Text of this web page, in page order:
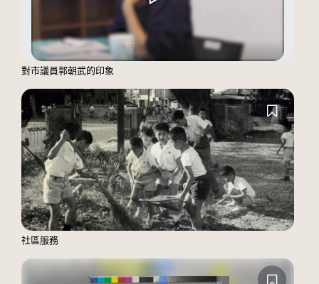
對市議員郭朝武的印象
社區服務